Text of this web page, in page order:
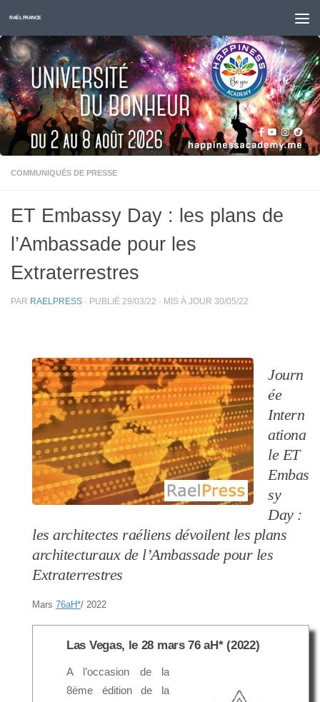
Skip to content
RAËL FRANCE
COMMUNIQUÉS DE PRESSE
ET Embassy Day : les plans de
l’Ambassade pour les
Extraterrestres
PAR RAELPRESS · PUBLIÉ 29/03/22 · MIS À JOUR 30/05/22
Journ
ée
Intern
ationa
le ET
Embas
sy
Day :
les architectes raéliens dévoilent les plans
architecturaux de l’Ambassade pour les
Extraterrestres
Mars 76aH*/ 2022
Las Vegas, le 28 mars 76 aH* (2022)
A l’occasion de la
8ème édition de la